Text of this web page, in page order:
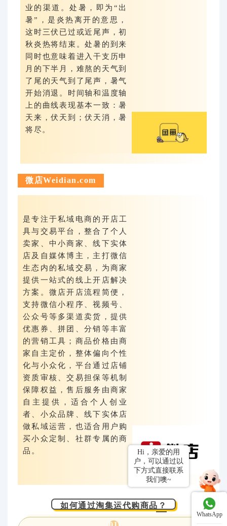
业的渠道。处暑，即为“出
暑”，是炎热离开的意思，
这时三伏已过或近尾声，初
秋炎热将结束。处暑的到来
同时也意味着进入干支历申
月的下半月，难熬的天气到
了尾的天气到了尾声，暑气
开始消退。时间轴和温度轴
上的曲线表现基本一致：暑
天来，伏天到；伏天消，暑
将尽。
微店Weidian.com
是专注于私域电商的开店工
具与交易平台，整合了个人
卖家、中小商家、线下实体
店及自媒体博主，主打微信
生态内的私域交易，为商家
提供一站式的线上开店解决
方案。微店开店流程简便，
支持微信小程序、视频号、
公众号等多渠道卖货，提供
优惠券、拼团、分销等丰富
的营销工具；商品价格由商
家自主定价，整体偏向个性
化与小众化，平台通过店铺
资质审核、交易担保等机制
保障权益，售后服务由商家
自主提供，适合个人创业
者、小众品牌、线下实体店
做私域运营，也适合用户购
买小众定制、社群专属的商
品。
如何通过淘集运代购商品？
WhatsApp